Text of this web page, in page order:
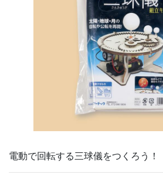
電動で回転する三球儀をつくろう！